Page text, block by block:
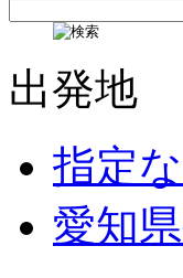
出発地
指定
愛知